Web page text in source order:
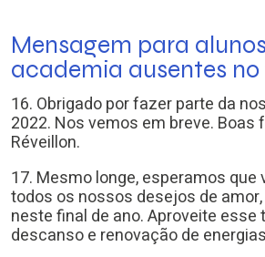
Mensagem para
academia ausentes
16. Obrigado por fazer parte da
2022. Nos vemos em breve. Boas
Réveillon.
17. Mesmo longe, esperamos
todos os nossos desejos de
neste final de ano. Aproveite esse
descanso e renovação de